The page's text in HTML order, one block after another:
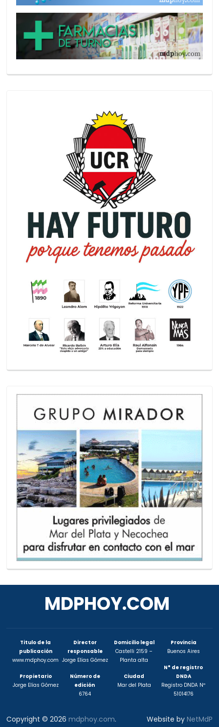
MDPHOY.COM
Titulo de la
publicación
www.mdphoy.com
Propietario
Jorge Elías Gómez
Director
responsable
Jorge Elías Gómez
Número de
edición
6764
Domicilio legal
Castelli 2159 –
Planta alta
Ciudad
Mar del Plata
Provincia
Buenos Aires
N° de registro
DNDA
Registro DNDA Nº
51014176
Copyright © 2026mdphoy.com. Website by NetMdP